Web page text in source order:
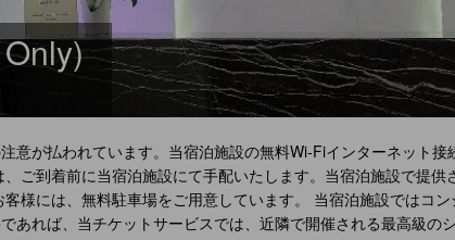
が払われています。当宿泊施設の無料Wi-Fiインターネット接
ご到着前に当宿泊施設にて手配いたします。当宿泊施設で提供
様には、無料駐車場をご用意しています。 当宿泊施設ではコ
あれば、当チケットサービスでは、近隣で開催される最高級の